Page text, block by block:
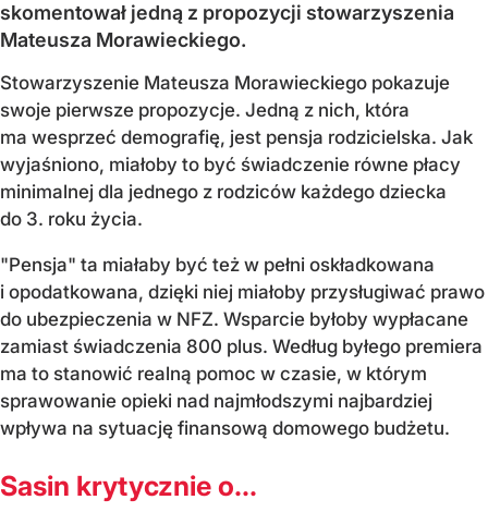
skomentował jedną z propozycji stowarzyszenia
Mateusza Morawieckiego.
Stowarzyszenie Mateusza Morawieckiego pokazuje
swoje pierwsze propozycje. Jedną z nich, która
ma wesprzeć demografię, jest pensja rodzicielska. Jak
wyjaśniono, miałoby to być świadczenie równe płacy
minimalnej dla jednego z rodziców każdego dziecka
do 3. roku życia.
"Pensja" ta miałaby być też w pełni oskładkowana
i opodatkowana, dzięki niej miałoby przysługiwać prawo
do ubezpieczenia w NFZ. Wsparcie byłoby wypłacane
zamiast świadczenia 800 plus. Według byłego premiera
ma to stanowić realną pomoc w czasie, w którym
sprawowanie opieki nad najmłodszymi najbardziej
wpływa na sytuację finansową domowego budżetu.
Sasin krytycznie o...